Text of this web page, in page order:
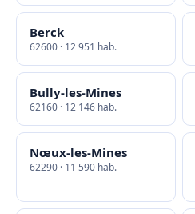
Berck
62600 · 12 951 hab.
Bully-les-Mines
62160 · 12 146 hab.
Nœux-les-Mines
62290 · 11 590 hab.